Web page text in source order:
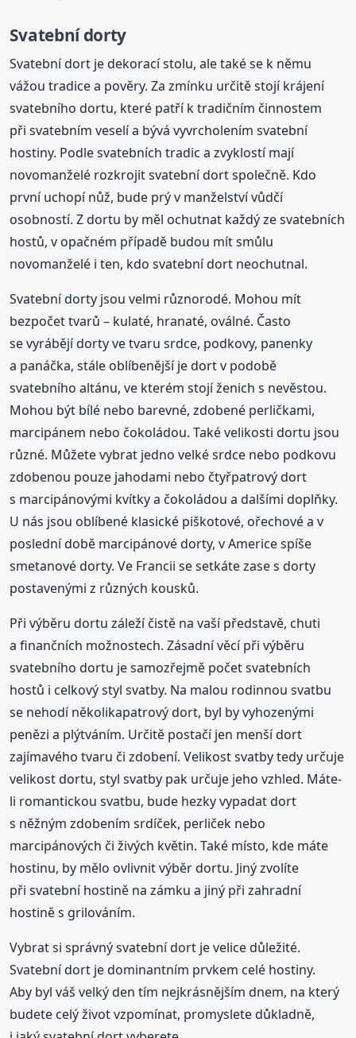
Svatební dorty
Svatební dort je dekorací stolu, ale také se k němu
vážou tradice a pověry. Za zmínku určitě stojí krájení
svatebního dortu, které patří k tradičním činnostem
při svatebním veselí a bývá vyvrcholením svatební
hostiny. Podle svatebních tradic a zvyklostí mají
novomanželé rozkrojit svatební dort společně. Kdo
první uchopí nůž, bude prý v manželství vůdčí
osobností. Z dortu by měl ochutnat každý ze svatebních
hostů, v opačném případě budou mít smůlu
novomanželé i ten, kdo svatební dort neochutnal.
Svatební dorty jsou velmi různorodé. Mohou mít
bezpočet tvarů – kulaté, hranaté, oválné. Často
se vyrábějí dorty ve tvaru srdce, podkovy, panenky
a panáčka, stále oblíbenější je dort v podobě
svatebního altánu, ve kterém stojí ženich s nevěstou.
Mohou být bílé nebo barevné, zdobené perličkami,
marcipánem nebo čokoládou. Také velikosti dortu jsou
různé. Můžete vybrat jedno velké srdce nebo podkovu
zdobenou pouze jahodami nebo čtyřpatrový dort
s marcipánovými kvítky a čokoládou a dalšími doplňky.
U nás jsou oblíbené klasické piškotové, ořechové a v
poslední době marcipánové dorty, v Americe spíše
smetanové dorty. Ve Francii se setkáte zase s dorty
postavenými z různých kousků.
Při výběru dortu záleží čistě na vaší představě, chuti
a finančních možnostech. Zásadní věcí při výběru
svatebního dortu je samozřejmě počet svatebních
hostů i celkový styl svatby. Na malou rodinnou svatbu
se nehodí několikapatrový dort, byl by vyhozenými
penězi a plýtváním. Určitě postačí jen menší dort
zajímavého tvaru či zdobení. Velikost svatby tedy určuje
velikost dortu, styl svatby pak určuje jeho vzhled. Máte-
li romantickou svatbu, bude hezky vypadat dort
s něžným zdobením srdíček, perliček nebo
marcipánových či živých květin. Také místo, kde máte
hostinu, by mělo ovlivnit výběr dortu. Jiný zvolíte
při svatební hostině na zámku a jiný při zahradní
hostině s grilováním.
Vybrat si správný svatební dort je velice důležité.
Svatební dort je dominantním prvkem celé hostiny.
Aby byl váš velký den tím nejkrásnějším dnem, na který
budete celý život vzpomínat, promyslete důkladně,